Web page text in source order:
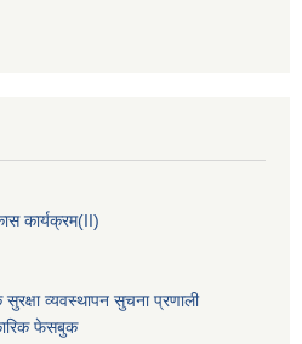
कार्यक्रम(II)
सुरक्षा व्यवस्थापन सुचना प्रणाली
फेसबुक